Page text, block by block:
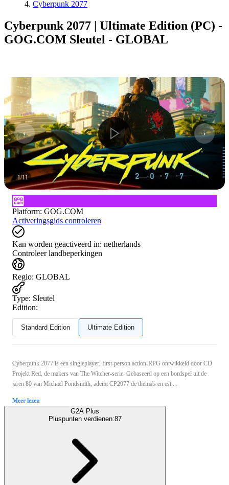
Cyberpunk 2077
Cyberpunk 2077 | Ultimate Edition (PC) -
GOG.COM Sleutel - GLOBAL
1/11
Platform: GOG.COM
Activeringsgids controleren
Kan worden geactiveerd in: netherlands
Controleer landbeperkingen
Regio: GLOBAL
Type: Sleutel
Edition:
Standard Edition Ultimate Edition
Cyberpunk 2077 is een singleplayer, first-person action-RPG ontwikkeld door CD
Projekt Red, de makers van The Witcher-serie. Gebaseerd op een bordspel uit de
jaren 80 van Michael Pondsmith, ademt CP2077 de thema's en est ...
Meer lezen
G2A Plus
Pluspunten verdienen:87